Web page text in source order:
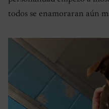
todos se enamoraran aún